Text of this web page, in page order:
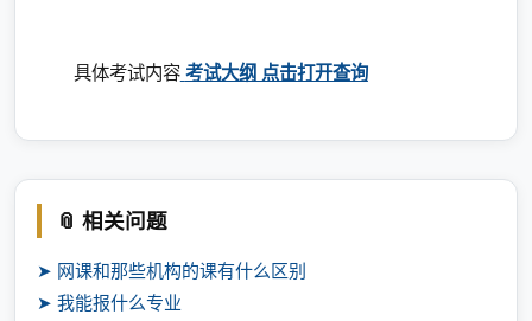
具体考试内容 考试大纲 点击打开查询
📎 相关问题
➤ 网课和那些机构的课有什么区别
➤ 我能报什么专业